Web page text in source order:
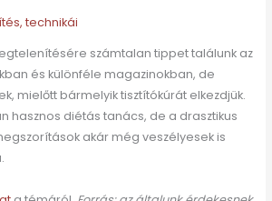
, technikái
számtalan tippet találunk az
és különféle magazinokban, de
mielőtt bármelyik tisztítókúrát elkezdjük.
hasznos diétás tanács, de a drasztikus
akár még veszélyesek is